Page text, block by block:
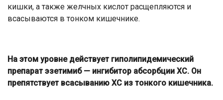
кишки, а также желчных кислот расщепляются и
всасываются в тонком кишечнике.
На этом уровне действует гиполипидемический
препарат эзетимиб — ингибитор абсорбции ХС. Он
препятствует всасыванию ХС из тонкого кишечника.